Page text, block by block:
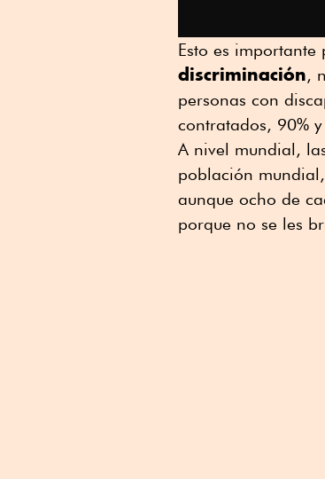
Esto es
discriminación,
personas con
contratados, 90%
A nivel mundial,
población
aunque ocho de
porque no se les